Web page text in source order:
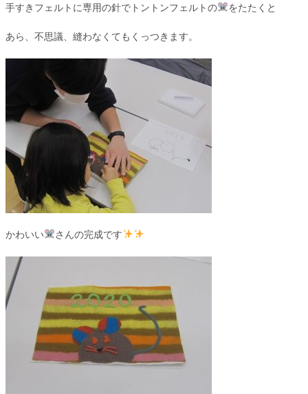
手すきフェルトに専用の針でトントンフェルトの をたたくと
あら、不思議、縫わなくてもくっつきます。
かわいい さんの完成です